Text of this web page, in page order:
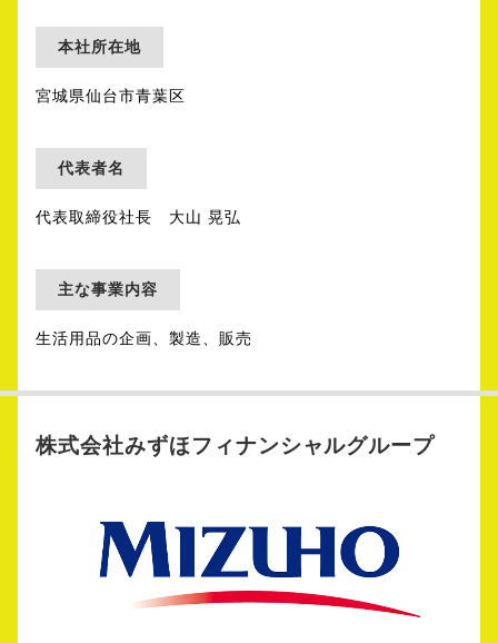
本社所在地
宮城県仙台市青葉区
代表者名
代表取締役社長 大山 晃弘
主な事業内容
生活用品の企画、製造、販売
株式会社みずほフィナンシャルグループ